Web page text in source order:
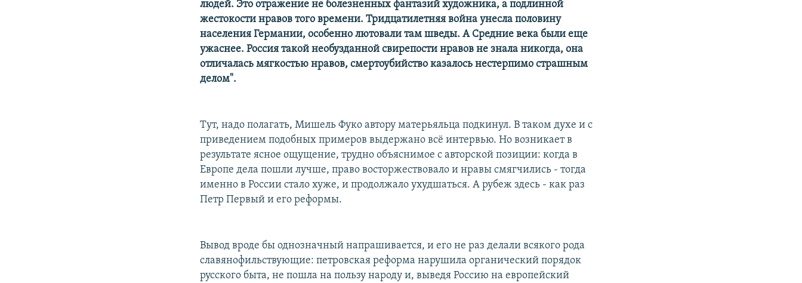
людей. Это отражение не болезненных фантазий художника, а подлинной
жестокости нравов того времени. Тридцатилетняя война унесла половину
населения Германии, особенно лютовали там шведы. А Средние века были еще
ужаснее. Россия такой необузданной свирепости нравов не знала никогда, она
отличалась мягкостью нравов, смертоубийство казалось нестерпимо страшным
делом".
Тут, надо полагать, Мишель Фуко автору матерьяльца подкинул. В таком духе и с
приведением подобных примеров выдержано всё интервью. Но возникает в
результате ясное ощущение, трудно объяснимое с авторской позиции: когда в
Европе дела пошли лучше, право восторжествовало и нравы смягчились - тогда
именно в России стало хуже, и продолжало ухудшаться. А рубеж здесь - как раз
Петр Первый и его реформы.
Вывод вроде бы однозначный напрашивается, и его не раз делали всякого рода
славянофильствующие: петровская реформа нарушила органический порядок
русского быта, не пошла на пользу народу и, выведя Россию на европейский